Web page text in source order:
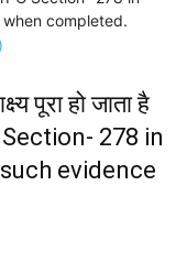
completed.
पूरा हो जाता है
Section- 278 in
evidence